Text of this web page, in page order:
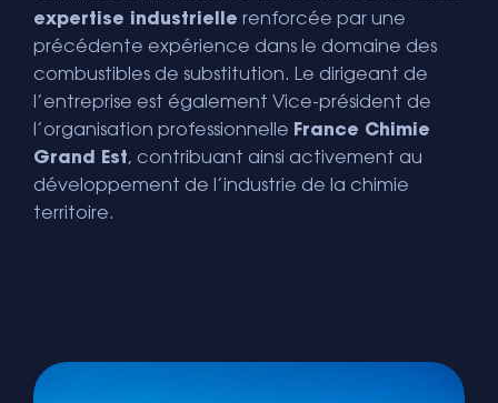
expertise industrielle renforcée par une
précédente expérience dans le domaine des
combustibles de substitution. Le dirigeant de
l’entreprise est également Vice-président de
l’organisation professionnelle France Chimie
Grand Est, contribuant ainsi activement au
développement de l’industrie de la chimie
territoire.